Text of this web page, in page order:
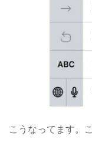
こうなってます。